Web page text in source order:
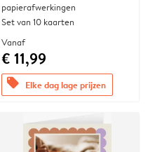
papierafwerkingen
Set van 10 kaarten
Vanaf
€ 11,99
offers Elke dag lage prijzen